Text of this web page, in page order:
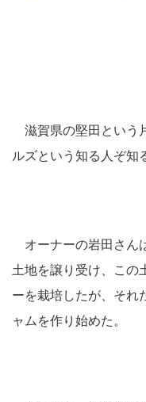
滋賀県の堅田という
ルズという知る人ぞ知
オーナーの岩田さん
土地を譲り受け、この
ーを栽培したが、それ
ャムを作り始めた。